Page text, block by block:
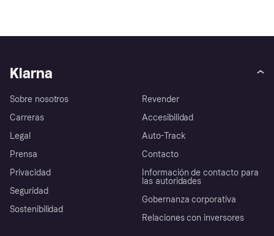
Klarna
Sobre nosotros
Carreras
Legal
Prensa
Privacidad
Seguridad
Sostenibilidad
Revender
Accesibilidad
Auto-Track
Contacto
Información de contacto para
las autoridades
Gobernanza corporativa
Relaciones con inversores